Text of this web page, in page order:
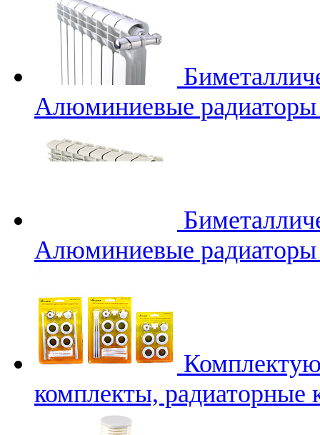
Алюминиевые радиаторы
Алюминиевые радиаторы
комплекты,